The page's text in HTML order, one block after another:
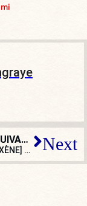
France Inter
ARTICLE SUIVANT
[LE CROC D’IXÈNE] Macron veut faire labelliser les médias par des « professionnels » Next